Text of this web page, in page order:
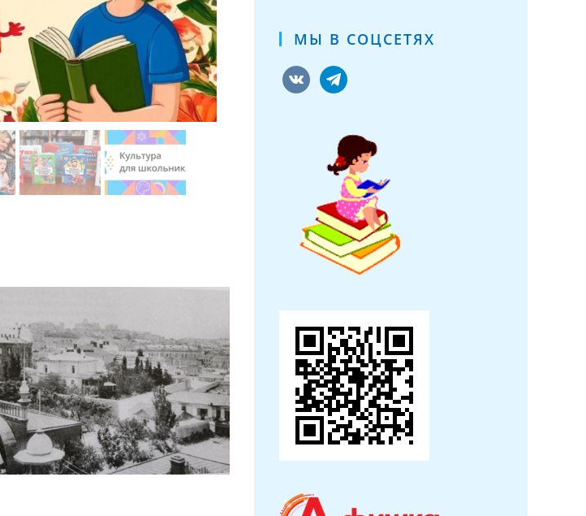
МЫ В СОЦСЕТЯХ
vkontaktetelegram